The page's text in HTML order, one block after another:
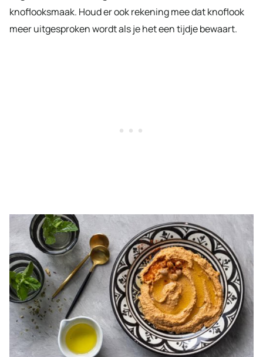
knoflooksmaak. Houd er ook rekening mee dat knoflook
meer uitgesproken wordt als je het een tijdje bewaart.